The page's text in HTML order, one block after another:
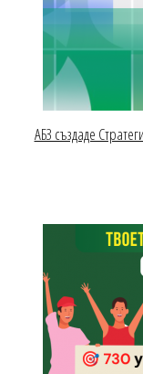
АБЗ създаде